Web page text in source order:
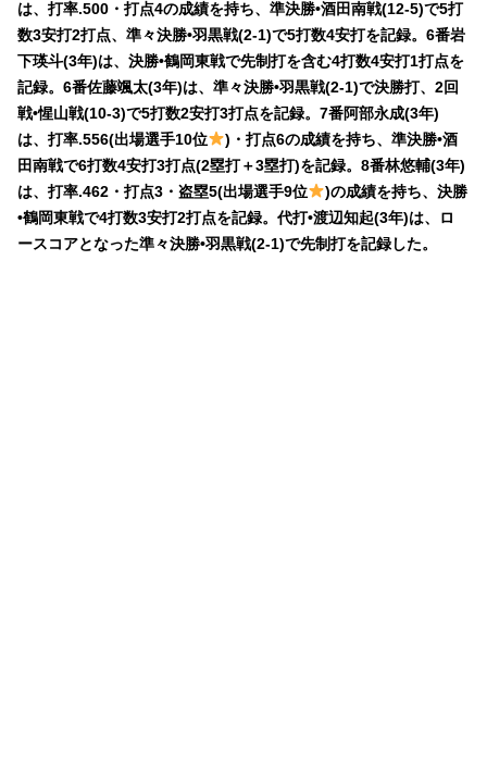
は、打率.500・打点4の成績を持ち、準決勝•酒田南戦(12-5)で5打
数3安打2打点、準々決勝•羽黒戦(2-1)で5打数4安打を記録。6番岩
下瑛斗(3年)は、決勝•鶴岡東戦で先制打を含む4打数4安打1打点を
記録。6番佐藤颯太(3年)は、準々決勝•羽黒戦(2-1)で決勝打、2回
戦•惺山戦(10-3)で5打数2安打3打点を記録。7番阿部永成(3年)
は、打率.556(出場選手10位
)・打点6の成績を持ち、準決勝•酒
田南戦で6打数4安打3打点(2塁打＋3塁打)を記録。8番林悠輔(3年)
は、打率.462・打点3・盗塁5(出場選手9位
)の成績を持ち、決勝
•鶴岡東戦で4打数3安打2打点を記録。代打•渡辺知起(3年)は、ロ
ースコアとなった準々決勝•羽黒戦(2-1)で先制打を記録した。